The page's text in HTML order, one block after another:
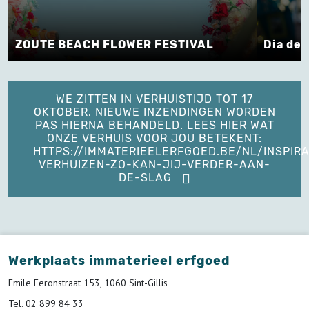
ZOUTE BEACH FLOWER FESTIVAL Dia de
WE ZITTEN IN VERHUISTIJD TOT 17
OKTOBER. NIEUWE INZENDINGEN WORDEN
PAS HIERNA BEHANDELD. LEES HIER WAT
ONZE VERHUIS VOOR JOU BETEKENT:
HTTPS://IMMATERIEELERFGOED.BE/NL/
VERHUIZEN-ZO-KAN-JIJ-VERDER-AAN-
DE-SLAG
Werkplaats immaterieel erfgoed
Emile Feronstraat 153, 1060 Sint-Gillis
Tel. 02 899 84 33